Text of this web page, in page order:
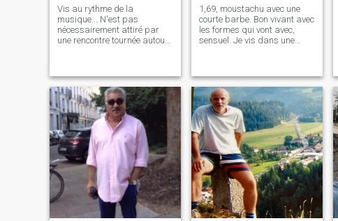
Vis au rythme de la
musique... N'est pas
nécessairement attiré par
une rencontre tournée autour
façon durable. Ne veux pas
perdre sa vie à la gagner
1,69, moustachu avec une
courte barbe. Bon vivant avec
les formes qui vont avec,
sensuel. Je vis dans une
la bonne cuisine, ainsi que
les bonnes conversations. Je
s